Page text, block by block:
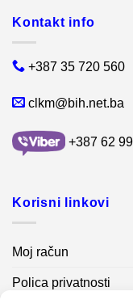
Kontakt info
+387 35 720 560
clkm@bih.net.ba
+387 62
Korisni linkovi
Moj račun
Polica privatnosti